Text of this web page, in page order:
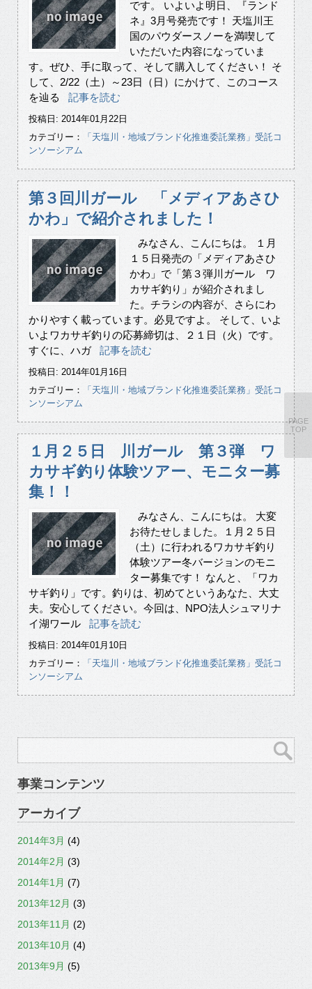
です。 いよいよ明日、『ランド
ネ』3月号発売です！ 天塩川王
国のパウダースノーを満喫して
いただいた内容になっていま
す。ぜひ、手に取って、そして購入してください！ そ
して、2/22（土）～23日（日）にかけて、このコース
を辿る
記事を読む
投稿日: 2014年01月22日
カテゴリー：
「天塩川・地域ブランド化推進委託業務」受託コ
ンソーシアム
第３回川ガール 「メディアあさひ
かわ」で紹介されました！
みなさん、こんにちは。 １月
１５日発売の「メディアあさひ
かわ」で「第３弾川ガール ワ
カサギ釣り」が紹介されまし
た。チラシの内容が、さらにわ
かりやすく載っています。必見ですよ。 そして、いよ
いよワカサギ釣りの応募締切は、２１日（火）です。
すぐに、ハガ
記事を読む
投稿日: 2014年01月16日
カテゴリー：
「天塩川・地域ブランド化推進委託業務」受託コ
ンソーシアム
１月２５日 川ガール 第３弾 ワ
カサギ釣り体験ツアー、モニター募
集！！
みなさん、こんにちは。 大変
お待たせしました。１月２５日
（土）に行われるワカサギ釣り
体験ツアー冬バージョンのモニ
ター募集です！ なんと、「ワカ
サギ釣り」です。釣りは、初めてというあなた、大丈
夫。安心してください。今回は、NPO法人シュマリナ
イ湖ワール
記事を読む
投稿日: 2014年01月10日
カテゴリー：
「天塩川・地域ブランド化推進委託業務」受託コ
ンソーシアム
事業コンテンツ
アーカイブ
2014年3月 (4)
2014年2月 (3)
2014年1月 (7)
2013年12月 (3)
2013年11月 (2)
2013年10月 (4)
2013年9月 (5)
PAGE
TOP